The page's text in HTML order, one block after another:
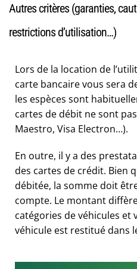
Autres critères (garanties,
restrictions d’utilisation…)
Lors de la location de
carte bancaire vous sera
les espèces sont
cartes de débit ne sont
Maestro, Visa Electron…).
En outre, il y a des
des cartes de crédit. Bien
débitée, la somme doit
compte. Le montant
catégories de véhicules et
véhicule est restitué dans